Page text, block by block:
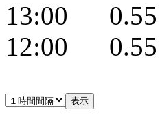
13:00 0.55
12:00 0.55